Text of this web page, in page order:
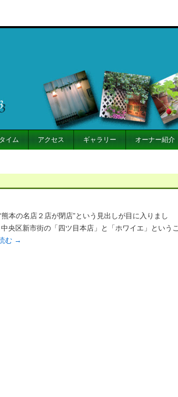
イム アクセス ギャラリー オーナー紹介
本の名店２店が閉店”という見出しが目に入りまし
央区新市街の「四ツ目本店」と「ホワイエ」というこ
む →